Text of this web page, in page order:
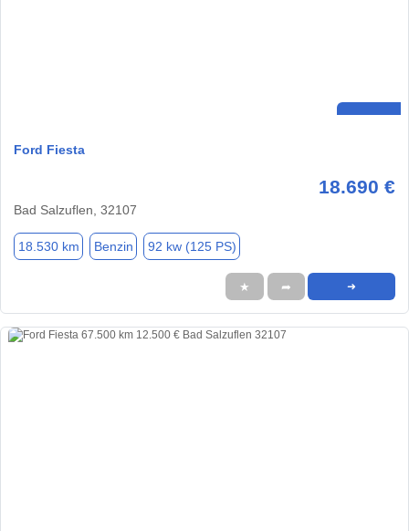
Ford Fiesta
18.690 €
Bad Salzuflen, 32107
18.530 km Benzin 92 kw (125 PS)
★ ➦ ➜